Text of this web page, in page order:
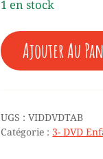
20,00 €.
1 en stock
QUANTITÉ
DE
♥
Ajouter Au
UGS :VIDDVDTAB
Catégorie :3- DVD